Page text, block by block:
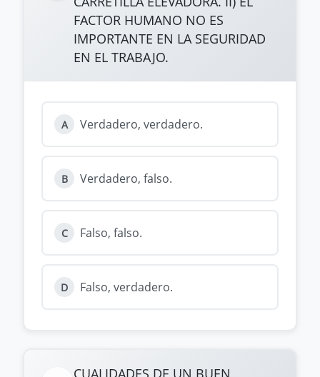
FACTOR HUMANO NO ES
IMPORTANTE EN LA SEGURIDAD
EN EL TRABAJO.
A Verdadero, verdadero.
B Verdadero, falso.
C Falso, falso.
D Falso, verdadero.
CUALIDADES DE UN BUEN